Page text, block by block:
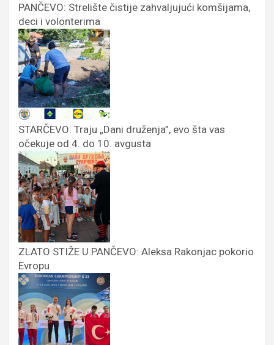
PANČEVO: Strelište čistije zahvaljujući komšijama,
deci i volonterima
STARČEVO: Traju „Dani druženja”, evo šta vas
očekuje od 4. do 10. avgusta
ZLATO STIŽE U PANČEVO: Aleksa Rakonjac pokorio
Evropu